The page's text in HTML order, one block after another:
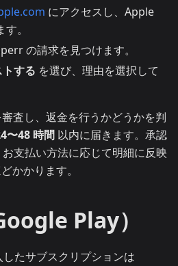
にアクセスし、Apple
。
の請求を見つけます。
する を選び、理由を選択して
査し、返金を行うかどうかを判
〜48 時間 以内に届きます。承認
支払い方法に応じて明細に反映
かかります。
Play）
たサブスクリプションは